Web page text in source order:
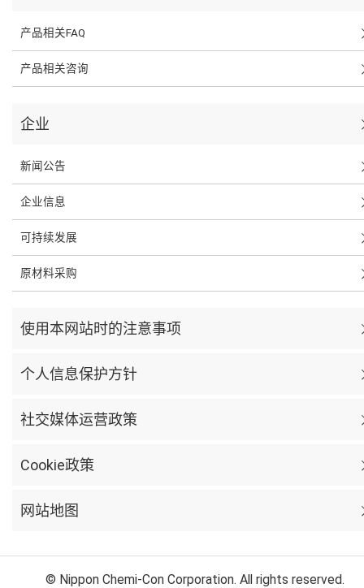
产品相关FAQ
产品相关咨询
企业
新闻公告
企业信息
可持续发展
原材料采购
使用本网站时的注意事项
个人信息保护方针
社交媒体运营政策
Cookie政策
网站地图
© Nippon Chemi-Con Corporation. All rights reserved.